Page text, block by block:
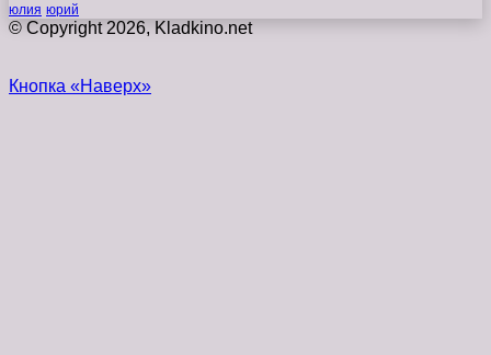
юлия юрий
© Copyright 2026, Kladkino.net
Кнопка «Наверх»